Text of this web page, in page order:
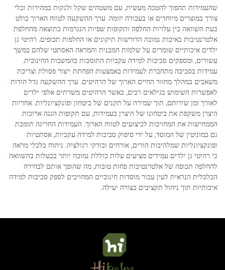
שהעמידות תהפוך להטבה מעשית, עם משטחים שקל ולנקות במהירות ובלי
צורך במוצרים מיוחדים או בעבודה יזומה. ערך ההשקעה לטווח הארוך בולט
בעת השוואה בין עלויות החלפה ותקופות שפיות הנגרמות כתוצאה מהחלפת
אלטרנטיבות באיכות נמוכה הדורשות תיקונים או החלפות תכופים. רהיטי גן
ילדים איכותיים שומרים על שלמות המבנית והמראה האסתטי שלהם במשך
עשורים, ומספקים סביבות למידה עקביות התומכות בהמשכות החינוכית.
עמידות בסביבה מתחברת לעמידות באמצעות הפחתת ייצור פסולת וצריכת
משאבים במהלך מחזור החיים הארוך של הרהיטים. ערך ההשקעה גדל הודות
לאפשרות השימוש בגילאים רבים, כאשר הרהיטים משרתים אלפי ילדים
לאורך זמן שירותם, תוך שמירה על תקנים של ביטחון ופונקציונליות. אחריות
היצרן משקפת את ביטחונו של היצרן בעמידות, עם תקופות הגנה ארוכות
הממחישות את המחויבות לביצועים לטווח הארוך. העמידות החריגה תומכת
גם במוניטין של המוסד, על ידי סיפוק סביבות למידה עקביות, אסתטיות
ופונקציונליות שמלהיבות הורים, אורחים ובודקי רגולציה. ניתוח כלכלי מראה
כי רהיטי גן ילדים עמידים מציעים עלות כוללת נמוכה יותר בבעלות בהשוואה
להחלפה תכופה של אלטרנטיבות פחות טובות, מה שהופך אותם לבחירה
הכלכלית הנראית לעין עבור מוסדות חינוכיים המחויבים לספק סביבות למידה
איכותיות תוך ניהול תקציבים בצורה יעילה.